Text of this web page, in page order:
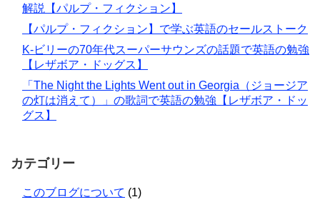
解説【パルプ・フィクション】
【パルプ・フィクション】で学ぶ英語のセールストーク
K-ビリーの70年代スーパーサウンズの話題で英語の勉強
【レザボア・ドッグス】
「The Night the Lights Went out in Georgia（ジョージア
の灯は消えて）」の歌詞で英語の勉強【レザボア・ドッ
グス】
カテゴリー
このブログについて (1)